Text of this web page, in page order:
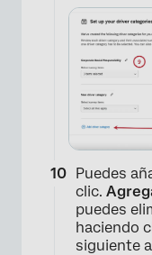
Puedes
clic.
puedes
haciendo
siguiente